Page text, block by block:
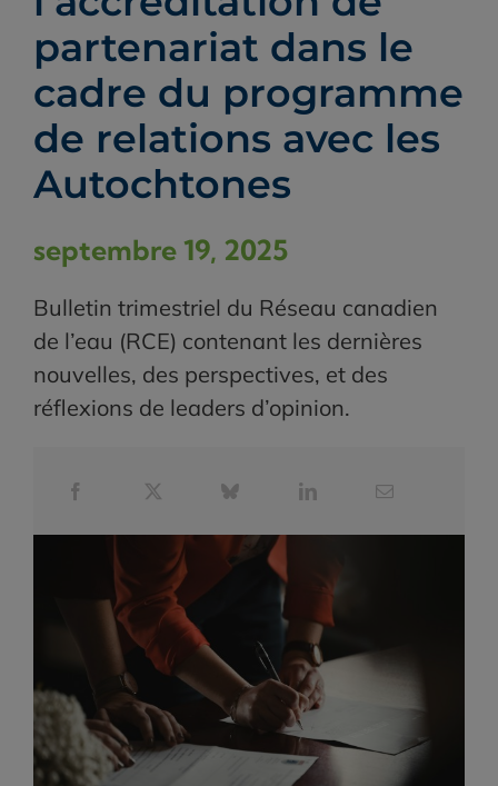
partenariat dans le
cadre du programme
de relations avec les
Autochtones
septembre 19, 2025
Bulletin trimestriel du Réseau canadien
de l’eau (RCE) contenant les dernières
nouvelles, des perspectives, et des
réflexions de leaders d’opinion.